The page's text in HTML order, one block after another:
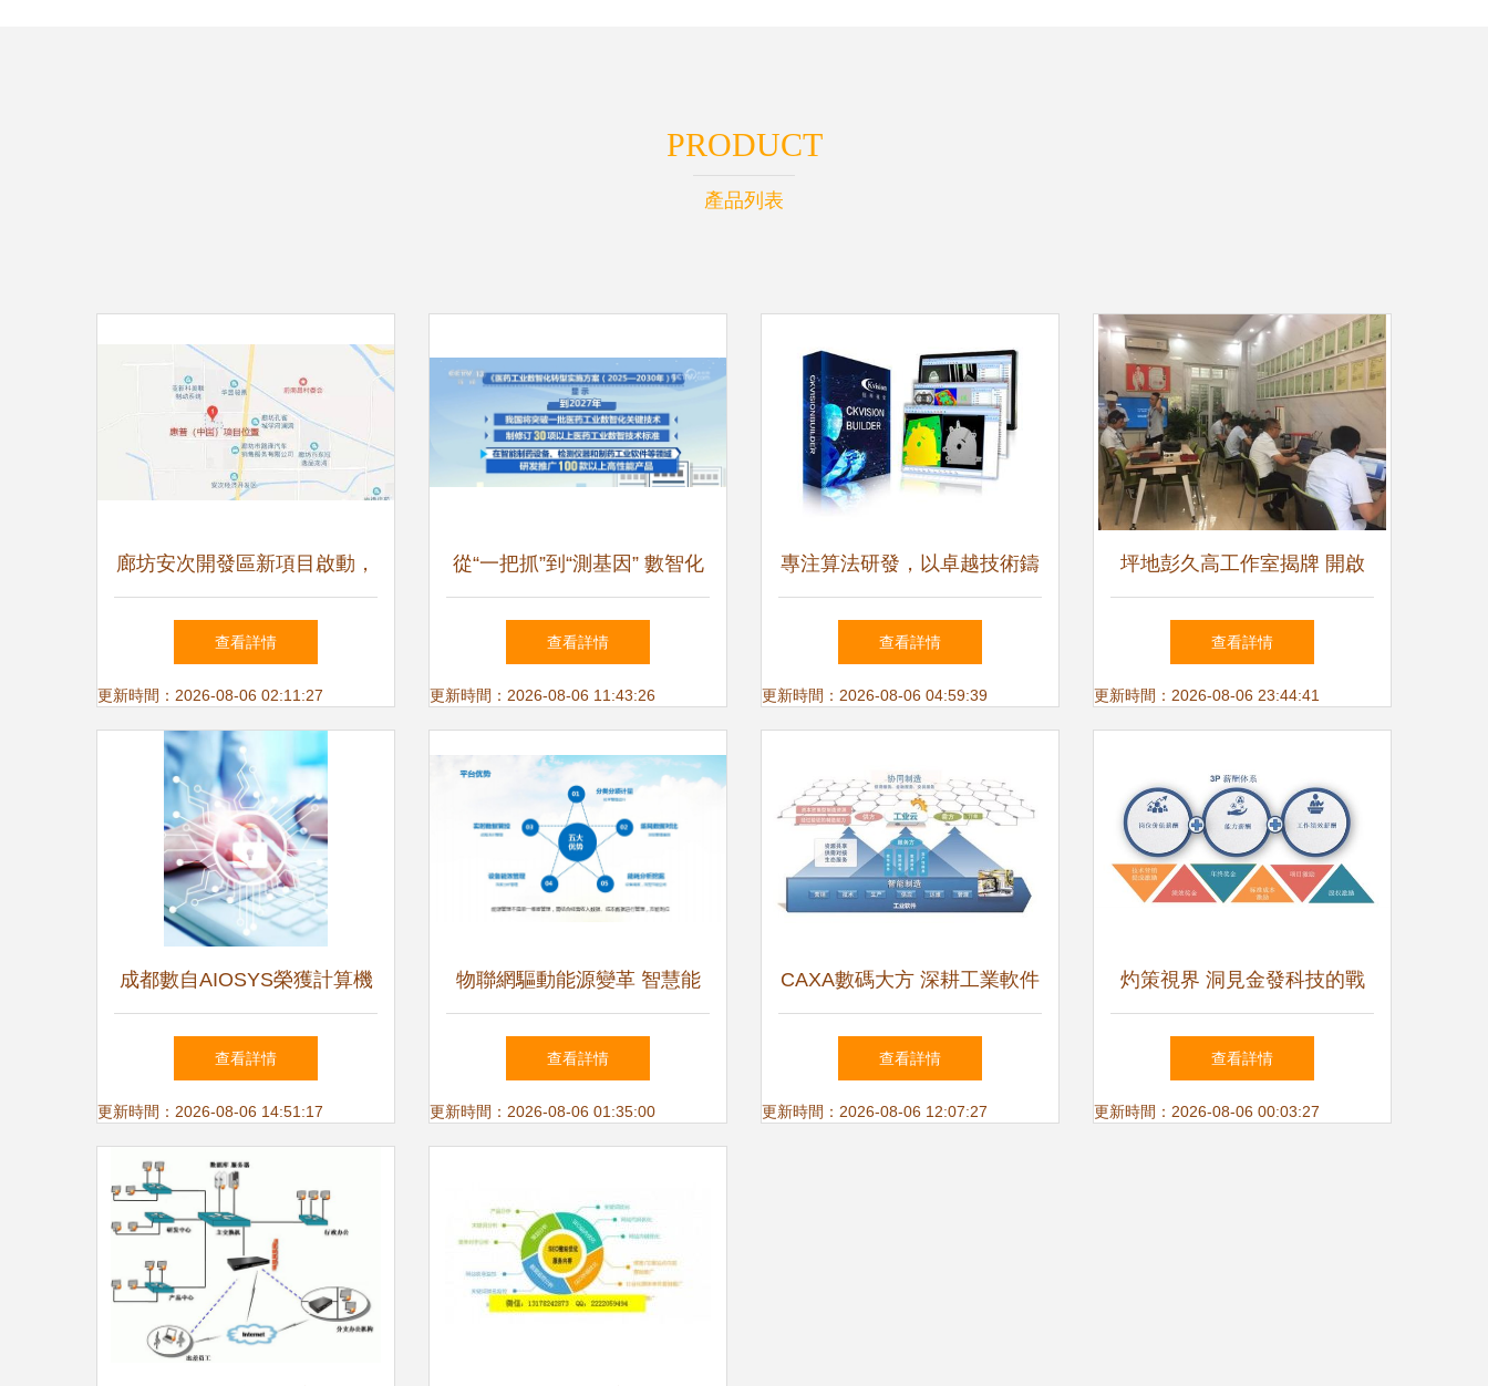
PRODUCT
產品列表
廊坊安次開發區新項目啟動，
聚焦軟件技術研發與推廣服
務，搶占創新高地
查看詳情
更新時間：2026-08-06 02:11:27
從“一把抓”到“測基因” 數智化
賦能中醫藥產業的跨越式變革
查看詳情
更新時間：2026-08-06 11:43:26
專注算法研發，以卓越技術鑄
就未來服務品質
查看詳情
更新時間：2026-08-06 04:59:39
坪地彭久高工作室揭牌 開啟
軟件技術研發與推廣服務新篇
章
查看詳情
更新時間：2026-08-06 23:44:41
成都數自AIOSYS榮獲計算機
軟件著作權，以創新突破引領
行業技術未來
查看詳情
更新時間：2026-08-06 14:51:17
物聯網驅動能源變革 智慧能
源時代的技術研發與推廣服務
查看詳情
更新時間：2026-08-06 01:35:00
CAXA數碼大方 深耕工業軟件
與工業互聯網，賦能中國智造
查看詳情
更新時間：2026-08-06 12:07:27
灼策視界 洞見金發科技的戰
略布局與研發創新雙輪驅動
查看詳情
更新時間：2026-08-06 00:03:27